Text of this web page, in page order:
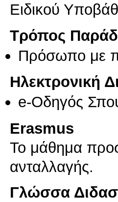
Ειδικού
Τρόπος
Πρόσωπο με
Ηλεκτρονική
e-Οδηγός
Erasmus
Το μάθημα
ανταλλαγής.
Γλώσσα